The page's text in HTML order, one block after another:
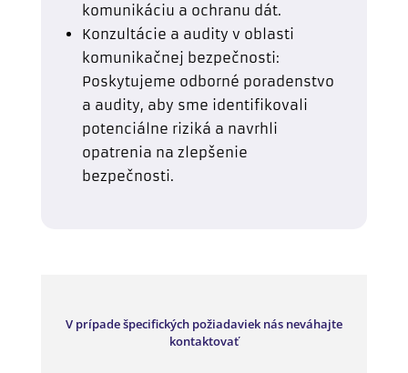
komunikáciu a ochranu dát.
Konzultácie a audity v oblasti
komunikačnej bezpečnosti:
Poskytujeme odborné poradenstvo
a audity, aby sme identifikovali
potenciálne riziká a navrhli
opatrenia na zlepšenie
bezpečnosti.
V prípade špecifických požiadaviek nás neváhajte
kontaktovať